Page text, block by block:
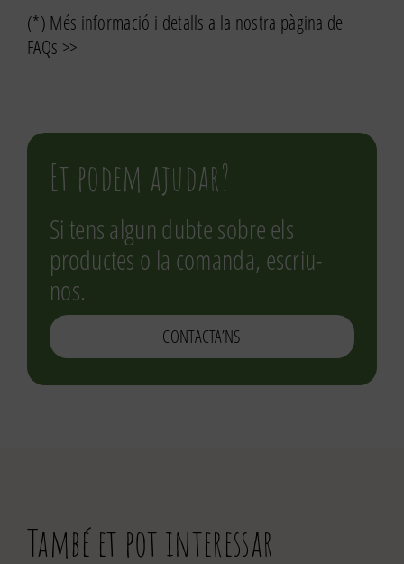
(*) Més informació i detalls a la nostra pàgina de
FAQs >>
Et podem ajudar?
Si tens algun dubte sobre els
productes o la comanda, escriu-
nos.
CONTACTA’NS
També et pot interessar